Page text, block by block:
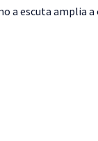
a escuta amplia